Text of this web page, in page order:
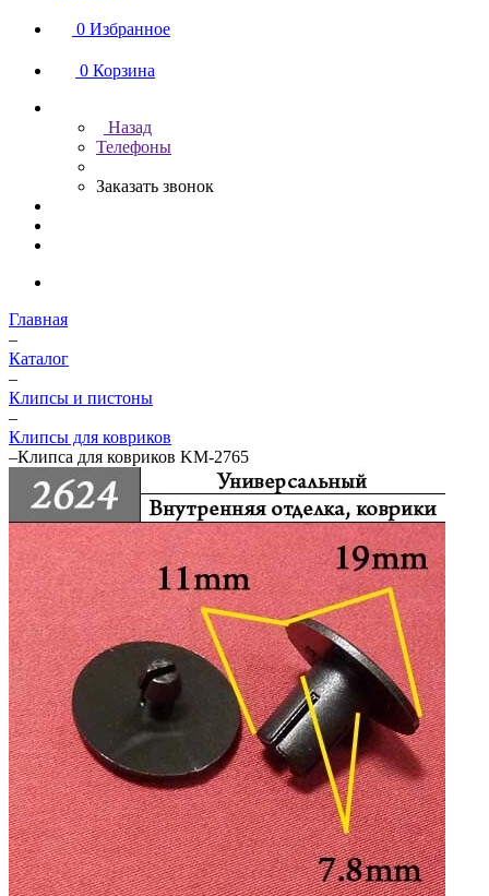
0 Избранное
0 Корзина
Назад
Телефоны
Заказать звонок
Главная
–
Каталог
–
Клипсы и пистоны
–
Клипсы для ковриков
–Клипса для ковриков KM-2765